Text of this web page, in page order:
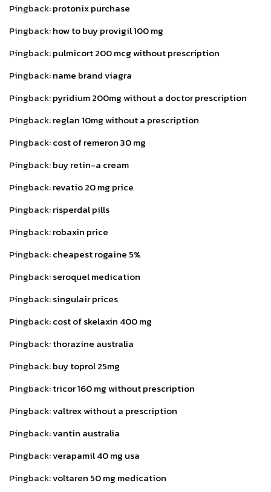
Pingback:protonix purchase
Pingback:how to buy provigil 100 mg
Pingback:pulmicort 200 mcg without prescription
Pingback:name brand viagra
Pingback:pyridium 200mg without a doctor prescription
Pingback:reglan 10mg without a prescription
Pingback:cost of remeron 30 mg
Pingback:buy retin-a cream
Pingback:revatio 20 mg price
Pingback:risperdal pills
Pingback:robaxin price
Pingback:cheapest rogaine 5%
Pingback:seroquel medication
Pingback:singulair prices
Pingback:cost of skelaxin 400 mg
Pingback:thorazine australia
Pingback:buy toprol 25mg
Pingback:tricor 160 mg without prescription
Pingback:valtrex without a prescription
Pingback:vantin australia
Pingback:verapamil 40 mg usa
Pingback:voltaren 50 mg medication